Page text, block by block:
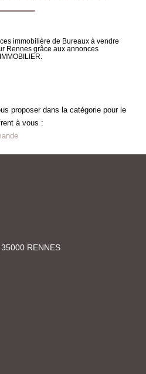
immobilière de Bureaux à vendre
Rennes grâce aux annonces
proposer dans la catégorie pour le
à vous :
RENNES